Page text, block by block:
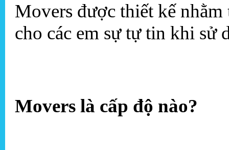
Movers được thiết kế
cho các em sự tự tin khi sử
Movers là cấp độ nào?